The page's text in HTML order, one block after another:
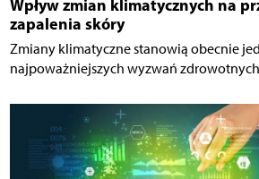
Wpływ zmian klimatycznych na
zapalenia skóry
Zmiany klimatyczne stanowią obecnie
najpoważniejszych wyzwań zdrowotnych